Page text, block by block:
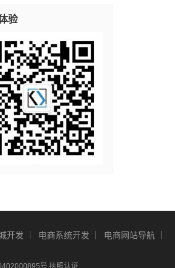
验
开发 电商系统开发
电商网站导航
号 执照认证